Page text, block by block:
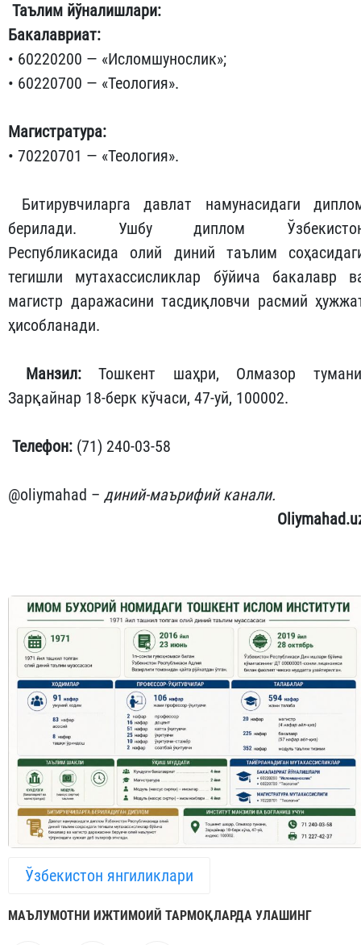
Таълим йўналишлари:
Бакалавриат:
• 60220200 — «Исломшунослик»;
• 60220700 — «Теология».
Магистратура:
• 70220701 — «Теология».
Битирувчиларга давлат намунасидаги
берилади. Ушбу диплом
Республикасида олий диний таълим
тегишли мутахассисликлар бўйича бакалавр
магистр даражасини тасдиқловчи расмий
ҳисобланади.
Манзил:Тошкент шаҳри, Олмазор
Зарқайнар 18-берк кўчаси, 47-уй, 100002.
Телефон: (71) 240-03-58
@oliymahad – диний-маърифий канали.
Ўзбекистон янгиликлари
МАЪЛУМОТНИ ИЖТИМОИЙ ТАРМОҚЛАРДА УЛАШИНГ